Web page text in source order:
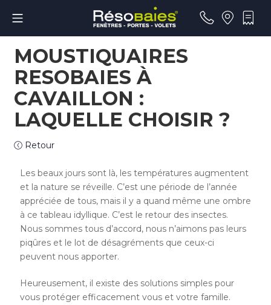
MOUSTIQUAIRES
RESOBAIES À
CAVAILLON :
LAQUELLE CHOISIR ?
Retour
Les beaux jours sont là, les températures augmentent
et la nature se réveille. C’est une période de l’année
appréciée de tous, mais il y a quand même une ombre
à ce tableau idyllique. C’est le retour des insectes.
Nous sommes tous d’accord, nous n’aimons pas leurs
piqûres et le lot de désagréments que ceux-ci
peuvent nous apporter.
Heureusement, il existe des solutions simples pour
vous protéger efficacement vous et votre famille.